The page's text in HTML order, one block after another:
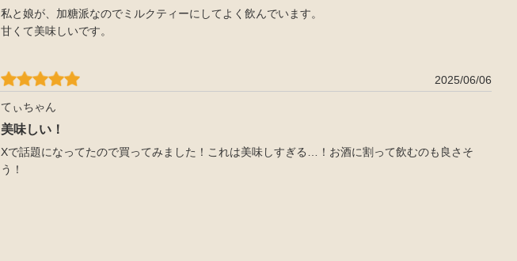
私と娘が、加糖派なのでミルクティーにしてよく飲んでいます。
甘くて美味しいです。
2025/06/06
てぃちゃん
美味しい！
Xで話題になってたので買ってみました！これは美味しすぎる…！お酒に割って飲むのも良さそ
う！